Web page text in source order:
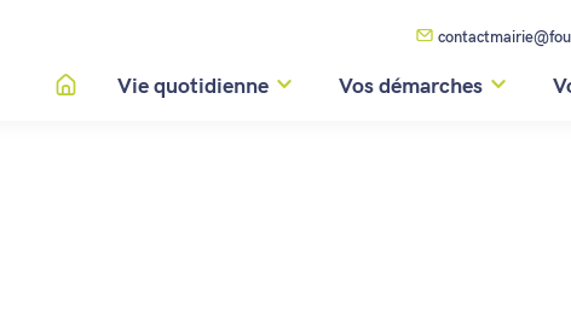
Vie quotidienne Vos démarches